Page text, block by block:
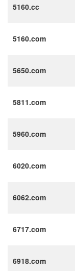
5160.cc
5160.com
5650.com
5811.com
5960.com
6020.com
6062.com
6717.com
6918.com